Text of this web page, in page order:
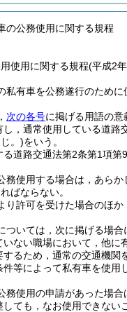
の公務使用に関する規程
使用に関する規程(平成2
私有車を公務遂行のため
次の各号に掲げる用語の意
，通常使用している道路
。)をいう。
道路交通法第2条第1項第9
務使用する場合は，あらか
ばならない。
り許可を受けた場合のほか
ついては，次に掲げる場合
ない職場において，他に
るため，通常の交通機関
等によって私有車を使用
務使用の申請があった場合
ても，なお使用できない